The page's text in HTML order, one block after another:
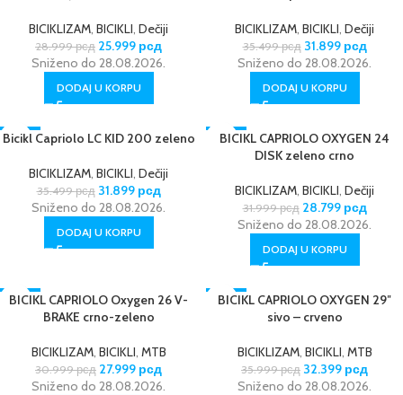
BICIKLIZAM, BICIKLI, Dečiji
28.999рсд 25.999 рсд
Sniženo do 28.08.2026.
DODAJ U KORPU
BICIKLIZAM, BICIKLI, Dečiji
35.499рсд 31.899 рсд
Sniženo do 28.08.2026.
DODAJ U KORPU
-10%
Bicikl Capriolo LC KID 200 zeleno
BICIKLIZAM, BICIKLI, Dečiji
35.499рсд 31.899 рсд
Sniženo do 28.08.2026.
DODAJ U KORPU
-10%
BICIKL CAPRIOLO OXYGEN 24
DISK zeleno crno
BICIKLIZAM, BICIKLI, Dečiji
31.999рсд 28.799 рсд
Sniženo do 28.08.2026.
DODAJ U KORPU
-10%
BICIKL CAPRIOLO Oxygen 26 V-
BRAKE crno-zeleno
BICIKLIZAM, BICIKLI, MTB
30.999рсд 27.999 рсд
Sniženo do 28.08.2026.
-10%
BICIKL CAPRIOLO OXYGEN 29″
sivo – crveno
BICIKLIZAM, BICIKLI, MTB
35.999рсд 32.399 рсд
Sniženo do 28.08.2026.